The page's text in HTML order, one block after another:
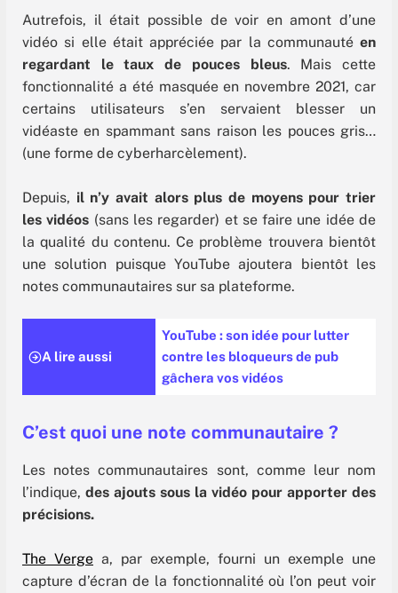
Autrefois, il était possible de voir en amont d’une
vidéo si elle était appréciée par la communauté en
regardant le taux de pouces bleus. Mais cette
fonctionnalité a été masquée en novembre 2021, car
certains utilisateurs s’en servaient blesser un
vidéaste en spammant sans raison les pouces gris…
(une forme de cyberharcèlement).
Depuis, il n’y avait alors plus de moyens pour trier
les vidéos (sans les regarder) et se faire une idée de
la qualité du contenu. Ce problème trouvera bientôt
une solution puisque YouTube ajoutera bientôt les
notes communautaires sur sa plateforme.
A lire aussi
YouTube : son idée pour lutter
contre les bloqueurs de pub
gâchera vos vidéos
C’est quoi une note communautaire ?
Les notes communautaires sont, comme leur nom
l’indique, des ajouts sous la vidéo pour apporter des
précisions.
The Verge a, par exemple, fourni un exemple une
capture d’écran de la fonctionnalité où l’on peut voir